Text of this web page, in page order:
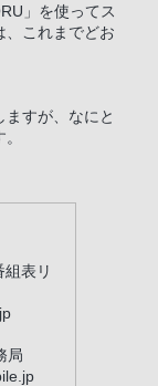
」を使ってス
、これまでどお
すが、なにと
表リ
局